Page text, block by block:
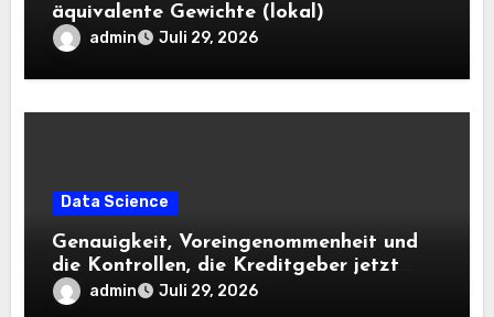
äquivalente Gewichte (lokal)
admin Juli 29, 2026
Data Science
Genauigkeit, Voreingenommenheit und
die Kontrollen, die Kreditgeber jetzt
benötigen |
admin Juli 29, 2026